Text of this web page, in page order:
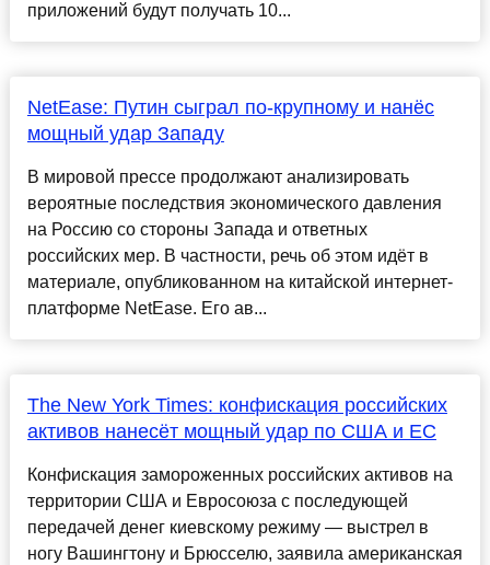
приложений будут получать 10...
NetEase: Путин сыграл по-крупному и нанёс
мощный удар Западу
В мировой прессе продолжают анализировать
вероятные последствия экономического давления
на Россию со стороны Запада и ответных
российских мер. В частности, речь об этом идёт в
материале, опубликованном на китайской интернет-
платформе NetEase. Его ав...
The New York Times: конфискация российских
активов нанесёт мощный удар по США и ЕС
Конфискация замороженных российских активов на
территории США и Евросоюза с последующей
передачей денег киевскому режиму — выстрел в
ногу Вашингтону и Брюсселю, заявила американская